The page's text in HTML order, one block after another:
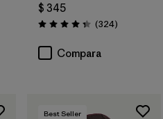
$ 345
Valoración: 4.4 / 5
(324Comentarios
)
Compara
Best Seller